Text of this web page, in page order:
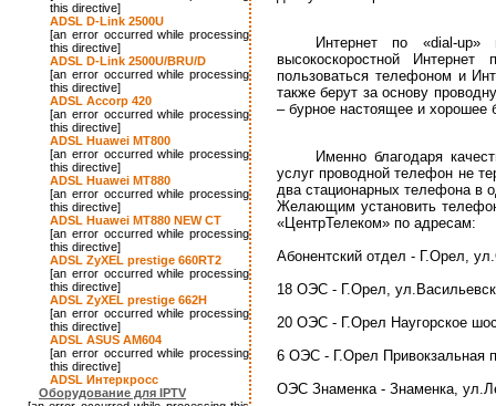
this directive]
ADSL D-Link 2500U
[an error occurred while processing
this directive]
ADSL D-Link 2500U/BRU/D
[an error occurred while processing
this directive]
ADSL Accorp 420
[an error occurred while processing
this directive]
ADSL Huawei MT800
[an error occurred while processing
this directive]
ADSL Huawei MT880
[an error occurred while processing
this directive]
ADSL Huawei MT880 NEW CT
[an error occurred while processing
this directive]
ADSL ZyXEL prestige 660RT2
[an error occurred while processing
this directive]
ADSL ZyXEL prestige 662H
[an error occurred while processing
this directive]
ADSL ASUS AM604
[an error occurred while processing
this directive]
ADSL Интеркросс
Оборудование для IPTV
Интернет по «dial-up»
высокоскоростной
пользоваться телефоном и
также берут за основу
– бурное настоящее и хорошее
Именно благодаря
услуг проводной телефон не
два стационарных телефона в
Желающим установить
«ЦентрТелеком» по адресам:
Абонентский отдел - Г.Орел,
18 ОЭС - Г.Орел,
20 ОЭС - Г.Орел Наугорское
6 ОЭС - Г.Орел Привокзальная
ОЭС Знаменка - Знаменка,